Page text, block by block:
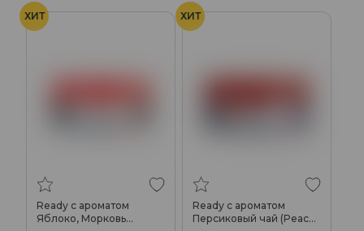
ХИТ
Ready с ароматом
Яблоко, Морковь
ХИТ
Ready с ароматом
Персиковый чай (Peach